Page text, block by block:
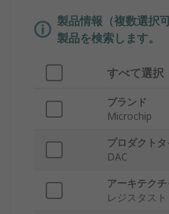
製品情報（複数選択
製品を検索します。
すべて選択
ブランド
Microchip
プロダクト
DAC
アーキテクチ
レジスタス